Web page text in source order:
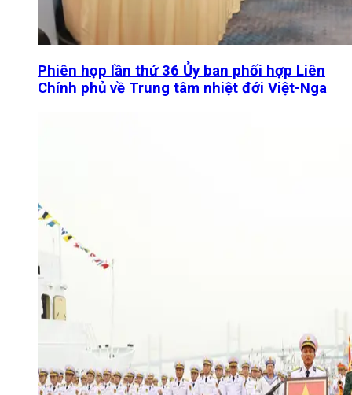
Phiên họp lần thứ 36 Ủy ban phối hợp Liên
Chính phủ về Trung tâm nhiệt đới Việt-Nga